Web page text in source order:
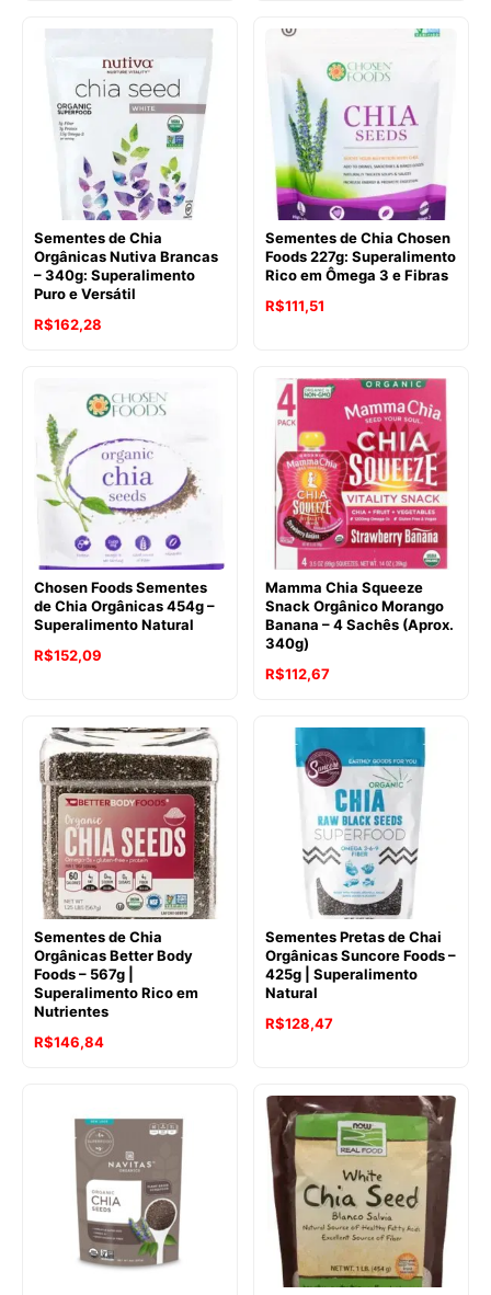
original
R$114,92.
atual
é:
R$107,99.
original
R$151,52.
é:
R$138,23.
Sementes de Chia
Orgânicas Nutiva Brancas
– 340g: Superalimento
Puro e Versátil
O
R$182,60.
R$162,28
é:
R$162,28.
Sementes de Chia Chosen
Foods 227g: Superalimento
Rico em Ômega 3 e Fibras
O
era:
R$123,95.
R$111,51
é:
R$111,51.
Chosen Foods Sementes
de Chia Orgânicas 454g –
Superalimento Natural
O
era:
R$167,32.
R$152,09
é:
R$152,09.
Mamma Chia Squeeze
Snack Orgânico Morango
Banana – 4 Sachês (Aprox.
340g)
O
original
R$135,82.
R$112,67O
atual
é:
R$112,67.
Sementes de Chia
Orgânicas Better Body
Foods – 567g |
Superalimento Rico em
Nutrientes
R$146,84
Sementes Pretas de Chai
Orgânicas Suncore Foods –
425g | Superalimento
Natural
R$128,47